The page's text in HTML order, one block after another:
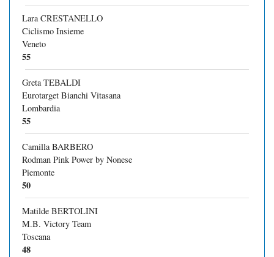
Lara CRESTANELLO
Ciclismo Insieme
Veneto
55
Greta TEBALDI
Eurotarget Bianchi Vitasana
Lombardia
55
Camilla BARBERO
Rodman Pink Power by Nonese
Piemonte
50
Matilde BERTOLINI
M.B. Victory Team
Toscana
48